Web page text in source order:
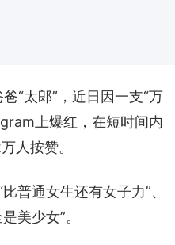
“太郎”，近日因一支“万
上爆红，在短时间内
人按赞。
普通女生还有女子力”、
美少女”。